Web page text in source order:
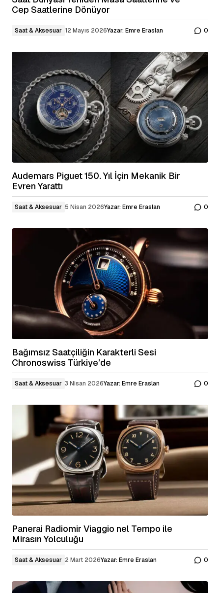
Cep Saatlerine Dönüyor
Saat & Aksesuar 12 Mayıs 2026Yazar: Emre Eraslan 0
Audemars Piguet 150. Yıl İçin Mekanik Bir
Evren Yarattı
Saat & Aksesuar 5 Nisan 2026Yazar: Emre Eraslan 0
Bağımsız Saatçiliğin Karakterli Sesi
Chronoswiss Türkiye’de
Saat & Aksesuar 3 Nisan 2026Yazar: Emre Eraslan 0
Panerai Radiomir Viaggio nel Tempo ile
Mirasın Yolculuğu
Saat & Aksesuar 2 Mart 2026Yazar: Emre Eraslan 0